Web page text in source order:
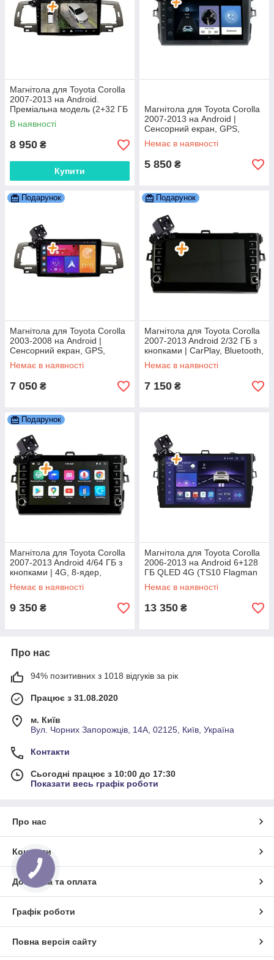
Магнітола для Toyota Corolla
2007-2013 на Android.
Преміальна модель (2+32 ГБ
4G QLED CarPlay 8 ядер)
В наявності
8 950 ₴
Купити
Магнітола для Toyota Corolla
2007-2013 на Android |
Сенсорний екран, GPS,
Bluetooth, камера заднього
виду
Немає в наявності
5 850 ₴
Подарунок
Магнітола для Toyota Corolla
2003-2008 на Android |
Сенсорний екран, GPS,
Bluetooth, камера заднього
виду
Немає в наявності
7 050 ₴
Подарунок
Магнітола для Toyota Corolla
2007-2013 Android 2/32 ГБ з
кнопками | CarPlay, Bluetooth,
камера
Немає в наявності
7 150 ₴
Подарунок
Магнітола для Toyota Corolla
2007-2013 Android 4/64 ГБ з
кнопками | 4G, 8-ядер,
CarPlay, Bluetooth, камера
Немає в наявності
9 350 ₴
Магнітола для Toyota Corolla
2006-2013 на Android 6+128
ГБ QLED 4G (TS10 Flagman
Pro)
Немає в наявності
13 350 ₴
Про нас
94% позитивних з 1018 відгуків за рік
Працює з 31.08.2020
м. Київ
Вул. Чорних Запорожців, 14А, 02125, Київ, Україна
Контакти
Сьогодні працює з 10:00 до 17:30
Показати весь графік роботи
Про нас
Контакти
Доставка та оплата
Графік роботи
Повна версія сайту